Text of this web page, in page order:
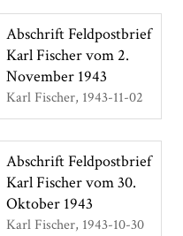
Abschrift Feldpostbrief
Karl Fischer vom 2.
November 1943
Karl Fischer 1943-11-02
Abschrift Feldpostbrief
Karl Fischer vom 30.
Oktober 1943
Karl Fischer 1943-10-30